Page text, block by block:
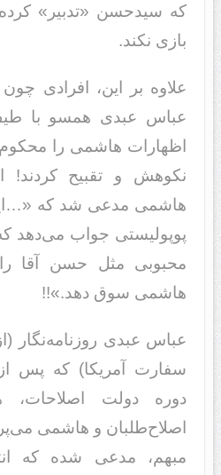
که سیدحسن «تدبیر»
بازی نکند.
علاوه بر این، افرادی
عباس عبدی همسو با
اظهارات هاشمی را محکوم و
نکوهش و تقبیح کردند!
هاشمی مدعی شد که
پوپولیستی جواب می‌دهد
محبوبی مثل حسن آقا
هاشمی سوق دهد.»!!
عباس عبدی روزنامه‌نگار
سفارت آمریکا) که پس
دوره دولت اصلاحات،
اصلاح‌طلبان و هاشمی
مبهم، مدعی شده که